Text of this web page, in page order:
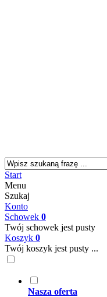
Start
Menu
Szukaj
Konto
Schowek 0
Twój schowek jest pusty
Koszyk 0
Twój koszyk jest pusty ...
Nasza oferta